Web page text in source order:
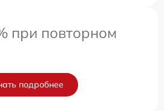
при повторном
подробнее